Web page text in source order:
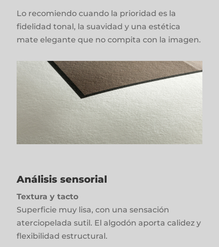
Lo recomiendo cuando la prioridad es la
fidelidad tonal, la suavidad y una estética
mate elegante que no compita con la imagen.
Análisis sensorial
Textura y tacto
Superficie muy lisa, con una sensación
aterciopelada sutil. El algodón aporta calidez y
flexibilidad estructural.